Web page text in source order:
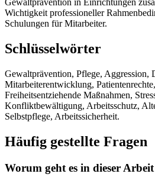
Gewaltprävention in Einrichtungen
Wichtigkeit professioneller
Schulungen für Mitarbeiter.
Schlüsselwörter
Gewaltprävention, Pflege, Aggression,
Mitarbeiterentwicklung,
Freiheitsentziehende Maßnahmen,
Konfliktbewältigung, Arbeitsschutz,
Selbstpflege, Arbeitssicherheit.
Häufig gestellte Fragen
Worum geht es in dieser